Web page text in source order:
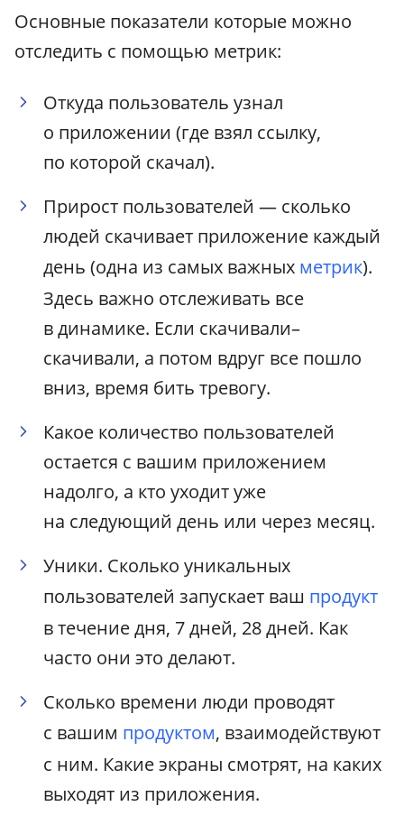
Основные показатели которые можно
отследить с помощью метрик:
Откуда пользователь узнал
о приложении (где взял ссылку,
по которой скачал).
Прирост пользователей — сколько
людей скачивает приложение каждый
день (одна из самых важных метрик).
Здесь важно отслеживать все
в динамике. Если скачивали–
скачивали, а потом вдруг все пошло
вниз, время бить тревогу.
Какое количество пользователей
остается с вашим приложением
надолго, а кто уходит уже
на следующий день или через месяц.
Уники. Сколько уникальных
пользователей запускает ваш продукт
в течение дня, 7 дней, 28 дней. Как
часто они это делают.
Сколько времени люди проводят
с вашим продуктом, взаимодействуют
с ним. Какие экраны смотрят, на каких
выходят из приложения.